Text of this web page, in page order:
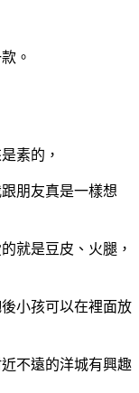
。
素的，
朋友真是一樣想
就是豆皮、火腿，
後小孩可以在裡面放
不遠的洋城有興趣